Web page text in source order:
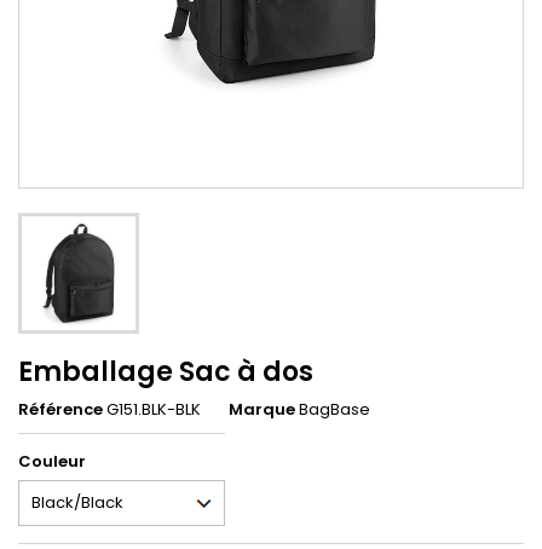
Emballage Sac à dos
RéférenceG151.BLK-BLK MarqueBagBase
Couleur